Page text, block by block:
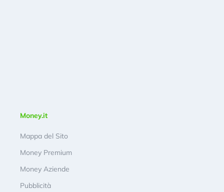
Money.it
Mappa del Sito
Money Premium
Money Aziende
Pubblicità